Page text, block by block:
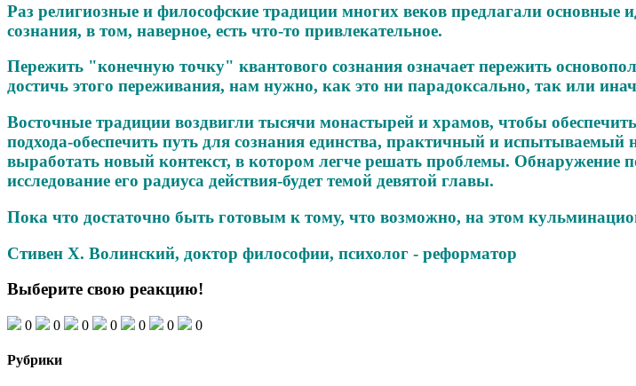
Раз религиозные и философские традиции многих веков предлагали основные
сознания, в том, наверное, есть что-то привлекательное.
Пережить "конечную точку" квантового сознания означает пережить
достичь этого переживания, нам нужно, как это ни парадоксально, так или
Восточные традиции воздвигли тысячи монастырей и храмов, чтобы
подхода-обеспечить путь для сознания единства, практичный и
выработать новый контекст, в котором легче решать проблемы.
исследование его радиуса действия-будет темой девятой главы.
Пока что достаточно быть готовым к тому, что возможно, на этом
Стивен Х. Волинский, доктор философии, психолог - реформатор
Выберите свою реакцию!
0 0 0 0 0 0 0
Рубрики